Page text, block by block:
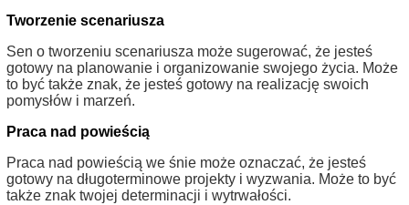
Tworzenie scenariusza
Sen o tworzeniu scenariusza może sugerować, że jesteś
gotowy na planowanie i organizowanie swojego życia. Może
to być także znak, że jesteś gotowy na realizację swoich
pomysłów i marzeń.
Praca nad powieścią
Praca nad powieścią we śnie może oznaczać, że jesteś
gotowy na długoterminowe projekty i wyzwania. Może to być
także znak twojej determinacji i wytrwałości.